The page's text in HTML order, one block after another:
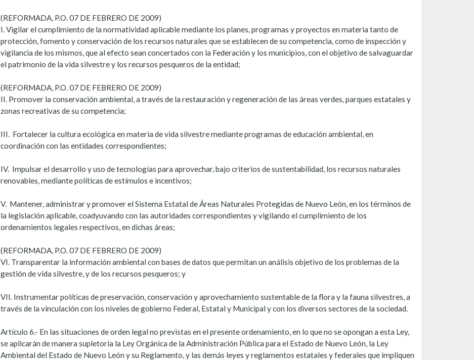
(REFORMADA, P.O. 07 DE FEBRERO DE 2009)
I. Vigilar el cumplimiento de la normatividad aplicable mediante los planes, programas y proyectos en materia tanto de
protección, fomento y conservación de los recursos naturales que se establecen de su competencia, como de inspección y
vigilancia de los mismos, que al efecto sean concertados con la Federación y los municipios, con el objetivo de salvaguardar
el patrimonio de la vida silvestre y los recursos pesqueros de la entidad;
(REFORMADA, P.O. 07 DE FEBRERO DE 2009)
II. Promover la conservación ambiental, a través de la restauración y regeneración de las áreas verdes, parques estatales y
zonas recreativas de su competencia;
III. Fortalecer la cultura ecológica en materia de vida silvestre mediante programas de educación ambiental, en
coordinación con las entidades correspondientes;
IV. Impulsar el desarrollo y uso de tecnologías para aprovechar, bajo criterios de sustentabilidad, los recursos naturales
renovables, mediante políticas de estímulos e incentivos;
V. Mantener, administrar y promover el Sistema Estatal de Áreas Naturales Protegidas de Nuevo León, en los términos de
la legislación aplicable, coadyuvando con las autoridades correspondientes y vigilando el cumplimiento de los
ordenamientos legales respectivos, en dichas áreas;
(REFORMADA, P.O. 07 DE FEBRERO DE 2009)
VI. Transparentar la información ambiental con bases de datos que permitan un análisis objetivo de los problemas de la
gestión de vida silvestre, y de los recursos pesqueros; y
VII. Instrumentar políticas de preservación, conservación y aprovechamiento sustentable de la flora y la fauna silvestres, a
través de la vinculación con los niveles de gobierno Federal, Estatal y Municipal y con los diversos sectores de la sociedad.
Artículo 6.- En las situaciones de orden legal no previstas en el presente ordenamiento, en lo que no se opongan a esta Ley,
se aplicarán de manera supletoria la Ley Orgánica de la Administración Pública para el Estado de Nuevo León, la Ley
Ambiental del Estado de Nuevo León y su Reglamento, y las demás leyes y reglamentos estatales y federales que impliquen